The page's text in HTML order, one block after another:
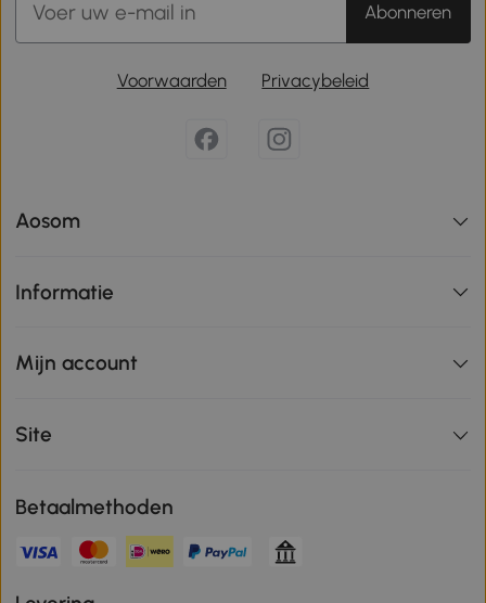
Abonneren
Voorwaarden Privacybeleid
Aosom
Informatie
Mijn account
Site
Betaalmethoden